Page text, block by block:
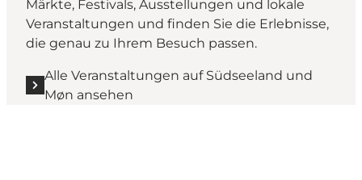
Märkte, Festivals, Ausstellungen und lokale
Veranstaltungen und finden Sie die Erlebnisse,
die genau zu Ihrem Besuch passen.
Alle Veranstaltungen auf Südseeland und
Møn ansehen